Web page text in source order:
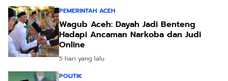
PEMERINTAH ACEH
Wagub Aceh: Dayah Jadi Benteng
Hadapi Ancaman Narkoba dan Judi
Online
5 hari yang lalu
POLITIK